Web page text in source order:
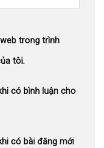
trong trình
tôi.
có bình luận cho
có bài đăng mới